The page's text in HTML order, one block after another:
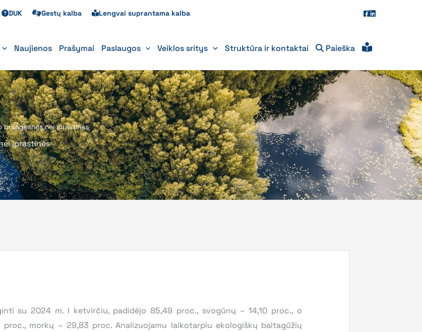
DUK Gestų kalba Lengvai suprantama kalba
Naujienos Prašymai Paslaugos Veiklos sritys Struktūra ir kontaktai Paieška
brangesnės nei įprastinės
įprastinės
su 2024 m. I ketvirčiu, padidėjo 85,49 proc., svogūnų – 14,10 proc., o
morkų – 29,83 proc. Analizuojamu laikotarpiu ekologiškų baltagūžių